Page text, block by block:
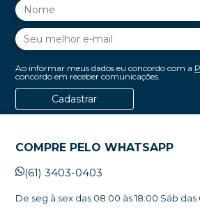
Ao informar meus dados eu concordo com a
concordo em receber comunicações.
Cadastrar
COMPRE PELO WHATSAPP
(61) 3403-0403
De seg à sex das 08:00 às 18:00 Sáb das